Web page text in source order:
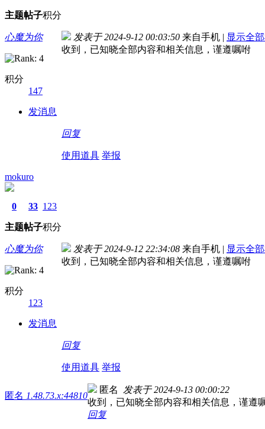
主题帖子积分
心魔为你
积分
147
发消息
发表于 2024-9-12 00:03:50 来自手机 | 显示全
收到，已知晓全部内容和相关信息，谨遵嘱咐
回复
使用道具 举报
mokuro
0
主题
33
帖子
123
积分
心魔为你
积分
123
发消息
发表于 2024-9-12 22:34:08 来自手机 | 显示全
收到，已知晓全部内容和相关信息，谨遵嘱咐
回复
使用道具 举报
匿名 1.48.73.x:44810
匿名 发表于 2024-9-13 00:00:22
收到，已知晓全部内容和相关信息，谨遵
回复